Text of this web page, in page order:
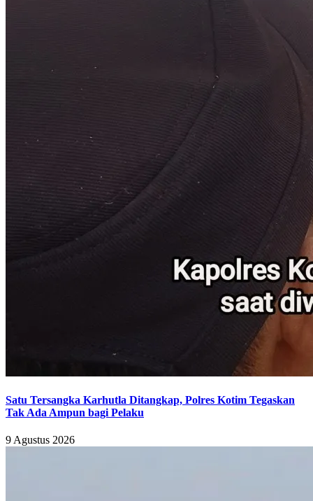
Satu Tersangka Karhutla Ditangkap, Polres Kotim Tegaskan
Tak Ada Ampun bagi Pelaku
9 Agustus 2026